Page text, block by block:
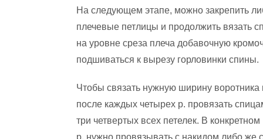
На следующем этапе, можно закрепить
плечевые петлицы и продолжить вязать
на уровне среза плеча добавочную
подшиваться к вырезу горловинки спины.
Чтобы связать нужную ширину
после каждых четырех р. провязать
три четвертых всех петелек. В
р. нужно провязывать с накидом либо же